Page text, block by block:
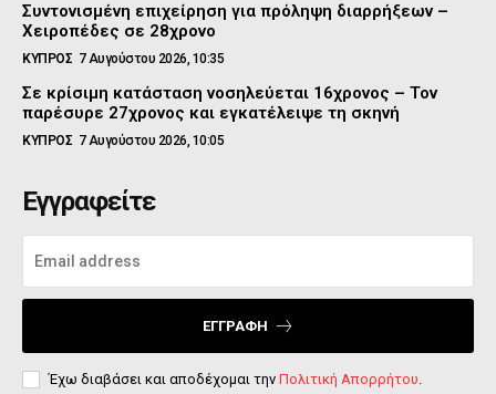
Συντονισμένη επιχείρηση για πρόληψη διαρρήξεων –
Χειροπέδες σε 28χρονο
ΚΥΠΡΟΣ 7 Αυγούστου 2026, 10:35
Σε κρίσιμη κατάσταση νοσηλεύεται 16χρονος – Τον
παρέσυρε 27χρονος και εγκατέλειψε τη σκηνή
ΚΥΠΡΟΣ 7 Αυγούστου 2026, 10:05
Εγγραφείτε
ΕΓΓΡΑΦΉ
Έχω διαβάσει και αποδέχομαι την Πολιτική Απορρήτου.